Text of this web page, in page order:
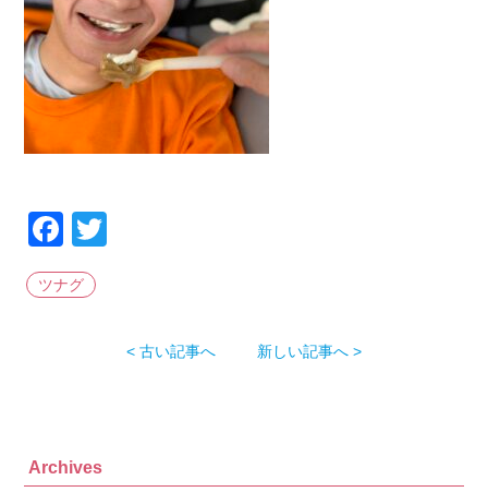
Facebook
ツナグ
< 古い記事へ 新しい記事へ >
Archives